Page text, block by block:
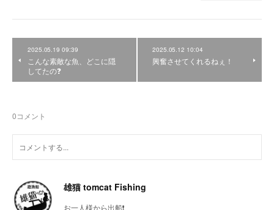
2025.05.19 09:39
こんな素敵な魚、どこに隠
してたの❓
2025.05.12 10:04
興奮させてくれるねぇ！
0コメント
雄猫 tomcat Fishing
お一人様から出船❗